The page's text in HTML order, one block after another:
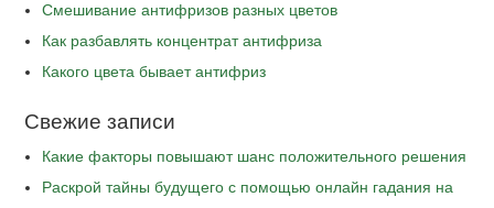
Cмешивание антифризов разных цветов
Как разбавлять концентрат антифриза
Какого цвета бывает антифриз
Свежие записи
Какие факторы повышают шанс положительного решения
Раскрой тайны будущего с помощью онлайн гадания на